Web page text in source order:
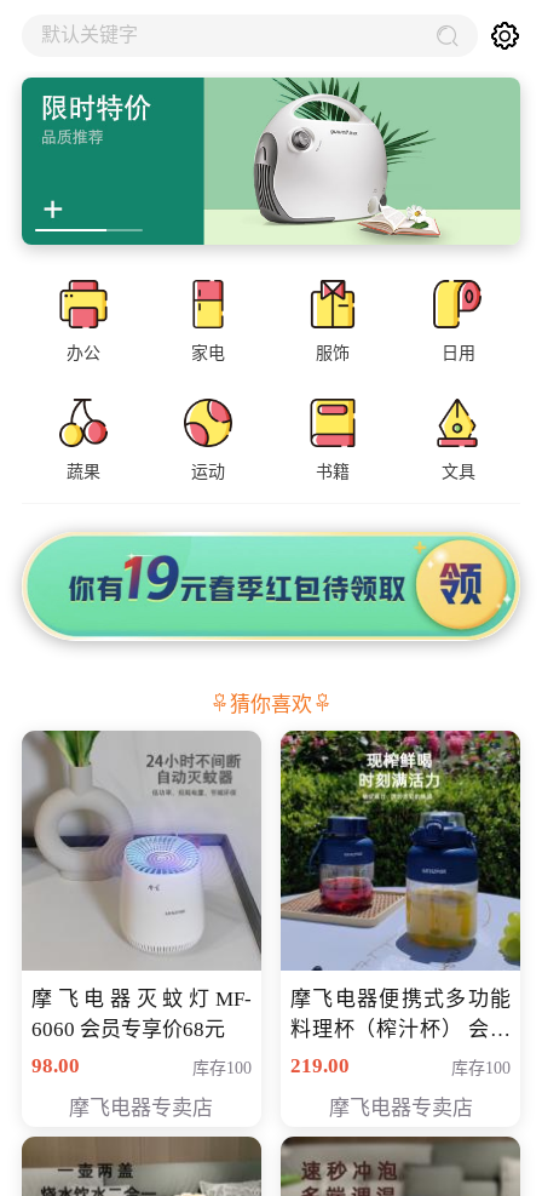
默认关键字
办公 家电 服饰 日用
蔬果 运动 书籍 文具
猜你喜欢
摩飞电器灭蚊灯MF-
6060 会员专享价68元
98.00
库存100
摩飞电器专卖店
摩飞电器便携式多功能
料理杯（榨汁杯） 会员
专享价118元
219.00 库存100
摩飞电器专卖店